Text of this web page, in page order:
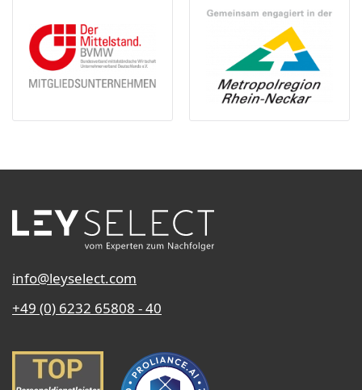
info@leyselect.com
+49 (0) 6232 65808 - 40